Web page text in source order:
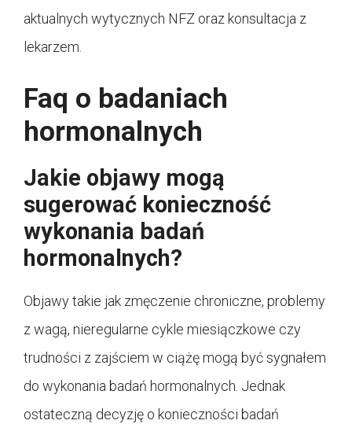
aktualnych wytycznych NFZ oraz konsultacja z
lekarzem.
Faq o badaniach
hormonalnych
Jakie objawy mogą
sugerować konieczność
wykonania badań
hormonalnych?
Objawy takie jak zmęczenie chroniczne, problemy
z wagą, nieregularne cykle miesiączkowe czy
trudności z zajściem w ciążę mogą być sygnałem
do wykonania badań hormonalnych. Jednak
ostateczną decyzję o konieczności badań